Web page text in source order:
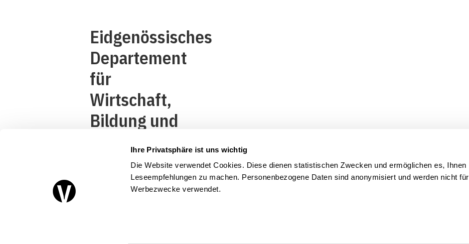
Ihre Privatsphäre ist uns wichtig
Die Website verwendet Cookies. Diese dienen statistischen Zwecken und ermöglichen es, Ihnen
Leseempfehlungen zu machen. Personenbezogene Daten sind anonymisiert und werden nicht für
Werbezwecke verwendet.
Eidgenössisches
Departement
für
Wirtschaft,
Bildung und
Forschung
Staatssekretariat